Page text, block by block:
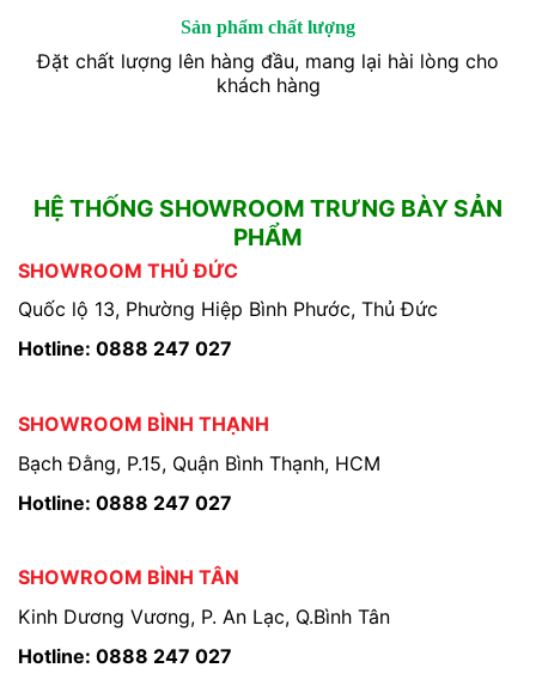
Sản phẩm chất lượng
Đặt chất lượng lên hàng đầu, mang lại hài lòng cho
khách hàng
HỆ THỐNG SHOWROOM TRƯNG BÀY SẢN
PHẨM
SHOWROOM THỦ ĐỨC
Quốc lộ 13, Phường Hiệp Bình Phước, Thủ Đức
Hotline: 0888 247 027
SHOWROOM BÌNH THẠNH
Bạch Đằng, P.15, Quận Bình Thạnh, HCM
Hotline: 0888 247 027
SHOWROOM BÌNH TÂN
Kinh Dương Vương, P. An Lạc, Q.Bình Tân
Hotline: 0888 247 027